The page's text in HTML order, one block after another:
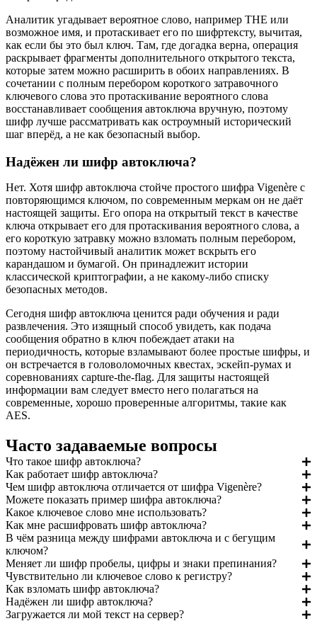
Аналитик угадывает вероятное слово, например THE или
возможное имя, и протаскивает его по шифртексту, вычитая,
как если бы это был ключ. Там, где догадка верна, операция
раскрывает фрагменты дополнительного открытого текста,
которые затем можно расширить в обоих направлениях. В
сочетании с полным перебором короткого затравочного
ключевого слова это протаскивание вероятного слова
восстанавливает сообщения автоключа вручную, поэтому
шифр лучше рассматривать как остроумный исторический
шаг вперёд, а не как безопасный выбор.
Надёжен ли шифр автоключа?
Нет. Хотя шифр автоключа стойче простого шифра Vigenère с
повторяющимся ключом, по современным меркам он не даёт
настоящей защиты. Его опора на открытый текст в качестве
ключа открывает его для протаскивания вероятного слова, а
его короткую затравку можно взломать полным перебором,
поэтому настойчивый аналитик может вскрыть его
карандашом и бумагой. Он принадлежит истории
классической криптографии, а не какому-либо списку
безопасных методов.
Сегодня шифр автоключа ценится ради обучения и ради
развлечения. Это изящный способ увидеть, как подача
сообщения обратно в ключ побеждает атаки на
периодичность, которые взламывают более простые шифры, и
он встречается в головоломочных квестах, эскейп-румах и
соревнованиях capture-the-flag. Для защиты настоящей
информации вам следует вместо него полагаться на
современные, хорошо проверенные алгоритмы, такие как
AES.
Часто задаваемые вопросы
Что такое шифр автоключа?
Как работает шифр автоключа?
Чем шифр автоключа отличается от шифра Vigenère?
Можете показать пример шифра автоключа?
Какое ключевое слово мне использовать?
Как мне расшифровать шифр автоключа?
В чём разница между шифрами автоключа и с бегущим
ключом?
Меняет ли шифр пробелы, цифры и знаки препинания?
Чувствительно ли ключевое слово к регистру?
Как взломать шифр автоключа?
Надёжен ли шифр автоключа?
Загружается ли мой текст на сервер?